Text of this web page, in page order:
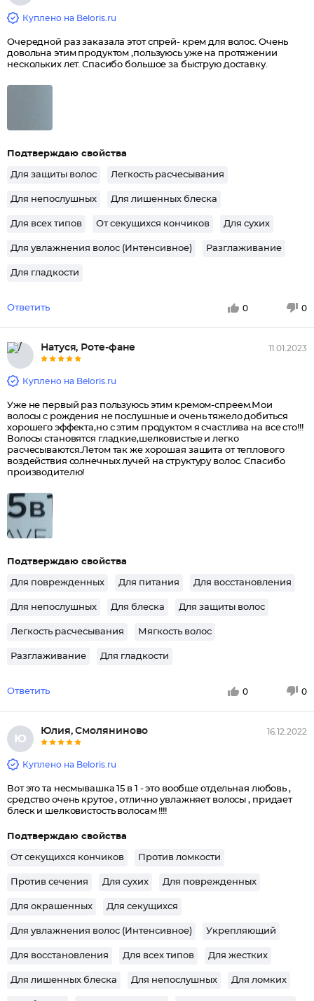
Куплено на Beloris.ru
Очередной раз заказала этот спрей- крем для волос. Очень
довольна этим продуктом ,пользуюсь уже на протяжении
нескольких лет. Спасибо большое за быструю доставку.
Подтверждаю свойства
Для защиты волос Легкость расчесывания
Для непослушных Для лишенных блеска
Для всех типов От секущихся кончиков Для сухих
Для увлажнения волос (Интенсивное) Разглаживание
Для гладкости
Ответить 0 0
Натуся, Роте-фане 11.01.2023
Куплено на Beloris.ru
Уже не первый раз пользуюсь этим кремом-спреем.Мои
волосы с рождения не послушные и очень тяжело добиться
хорошего эффекта,но с этим продуктом я счастлива на все сто!!!
Волосы становятся гладкие,шелковистые и легко
расчесываются.Летом так же хорошая защита от теплового
воздействия солнечных лучей на структуру волос. Спасибо
производителю!
Подтверждаю свойства
Для поврежденных Для питания Для восстановления
Для непослушных Для блеска Для защиты волос
Легкость расчесывания Мягкость волос
Разглаживание Для гладкости
Ответить 0 0
Ю
Юлия, Смоляниново 16.12.2022
Куплено на Beloris.ru
Вот это та несмывашка 15 в 1 - это вообще отдельная любовь ,
средство очень крутое , отлично увлажняет волосы , придает
блеск и шелковистость волосам !!!!
Подтверждаю свойства
От секущихся кончиков Против ломкости
Против сечения Для сухих Для поврежденных
Для окрашенных Для секущихся
Для увлажнения волос (Интенсивное) Укрепляющий
Для восстановления Для всех типов Для жестких
Для лишенных блеска Для непослушных Для ломких